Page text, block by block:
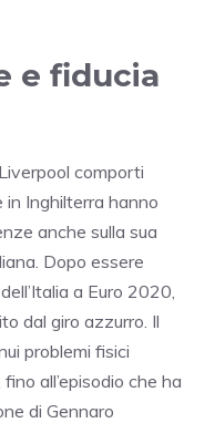
e fiducia
comporti
Inghilterra hanno
anche sulla sua
Dopo essere
a Euro 2020,
dal giro azzurro. Il
problemi fisici
all’episodio che ha
di Gennaro